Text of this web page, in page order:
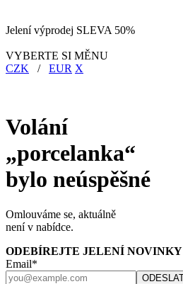
Jelení výprodej SLEVA 50%
VYBERTE SI MĚNU
CZK / EUR X
Volání
„porcelanka“
bylo neúspěšné
Omlouváme se, aktuálně
není v nabídce.
ODEBÍREJTE JELENÍ NOVINKY
Email*